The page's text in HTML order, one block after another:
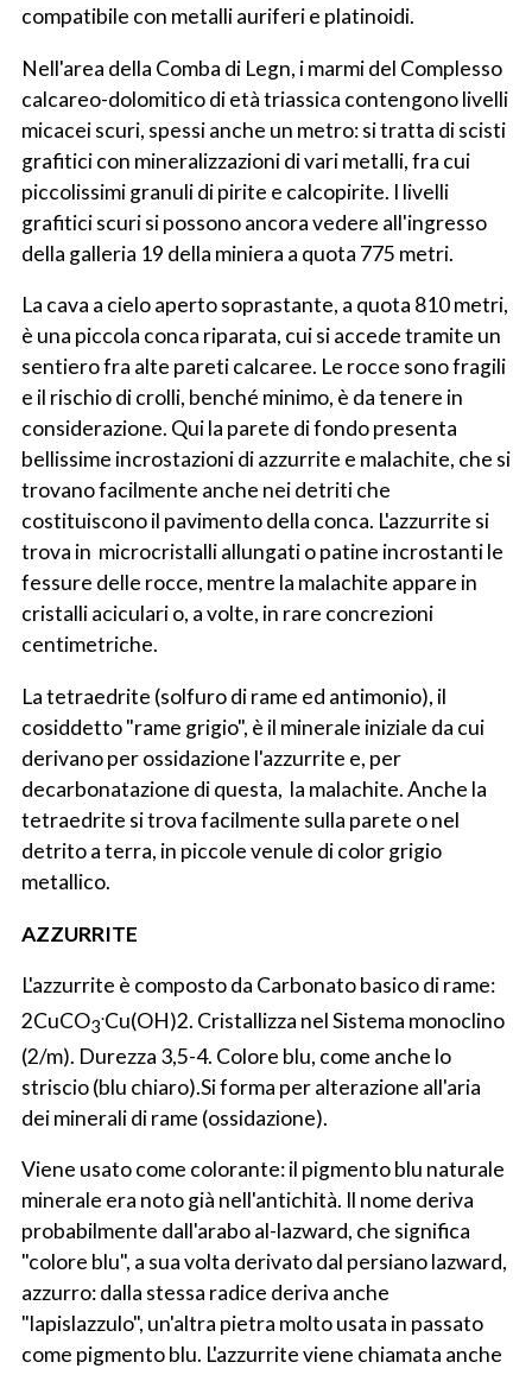
compatibile con metalli auriferi e platinoidi.
Nell'area della Comba di Legn, i marmi del Complesso
calcareo-dolomitico di età triassica contengono livelli
micacei scuri, spessi anche un metro: si tratta di scisti
grafitici con mineralizzazioni di vari metalli, fra cui
piccolissimi granuli di pirite e calcopirite. I livelli
grafitici scuri si possono ancora vedere all'ingresso
della galleria 19 della miniera a quota 775 metri.
La cava a cielo aperto soprastante, a quota 810 metri,
è una piccola conca riparata, cui si accede tramite un
sentiero fra alte pareti calcaree. Le rocce sono fragili
e il rischio di crolli, benché minimo, è da tenere in
considerazione. Qui la parete di fondo presenta
bellissime incrostazioni di azzurrite e malachite, che si
trovano facilmente anche nei detriti che
costituiscono il pavimento della conca. L'azzurrite si
trova in microcristalli allungati o patine incrostanti le
fessure delle rocce, mentre la malachite appare in
cristalli aciculari o, a volte, in rare concrezioni
centimetriche.
La tetraedrite (solfuro di rame ed antimonio), il
cosiddetto "rame grigio", è il minerale iniziale da cui
derivano per ossidazione l'azzurrite e, per
decarbonatazione di questa, la malachite. Anche la
tetraedrite si trova facilmente sulla parete o nel
detrito a terra, in piccole venule di color grigio
metallico.
AZZURRITE
L'azzurrite è composto da Carbonato basico di rame:
2CuCO3
.Cu(OH)2. Cristallizza nel Sistema monoclino
(2/m). Durezza 3,5-4. Colore blu, come anche lo
striscio (blu chiaro).Si forma per alterazione all'aria
dei minerali di rame (ossidazione).
Viene usato come colorante: il pigmento blu naturale
minerale era noto già nell'antichità. Il nome deriva
probabilmente dall'arabo al-lazward, che significa
"colore blu", a sua volta derivato dal persiano lazward,
azzurro: dalla stessa radice deriva anche
"lapislazzulo", un'altra pietra molto usata in passato
come pigmento blu. L'azzurrite viene chiamata anche